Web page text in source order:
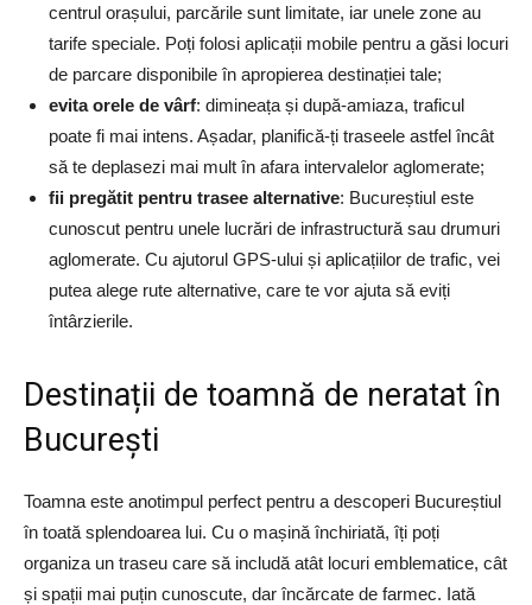
centrul orașului, parcările sunt limitate, iar unele zone au
tarife speciale. Poți folosi aplicații mobile pentru a găsi locuri
de parcare disponibile în apropierea destinației tale;
evita orele de vârf: dimineața și după-amiaza, traficul
poate fi mai intens. Așadar, planifică-ți traseele astfel încât
să te deplasezi mai mult în afara intervalelor aglomerate;
fii pregătit pentru trasee alternative: Bucureștiul este
cunoscut pentru unele lucrări de infrastructură sau drumuri
aglomerate. Cu ajutorul GPS-ului și aplicațiilor de trafic, vei
putea alege rute alternative, care te vor ajuta să eviți
întârzierile.
Destinații de toamnă de neratat în
București
Toamna este anotimpul perfect pentru a descoperi Bucureștiul
în toată splendoarea lui. Cu o mașină închiriată, îți poți
organiza un traseu care să includă atât locuri emblematice, cât
și spații mai puțin cunoscute, dar încărcate de farmec. Iată